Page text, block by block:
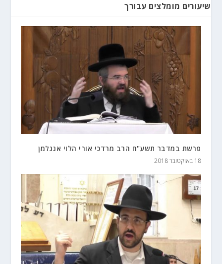
שיעורים מומלצים עבורך
פרשת במדבר תשע"ח הרב מרדכי אורי הלוי אנגלמן
18 באוקטובר 2018